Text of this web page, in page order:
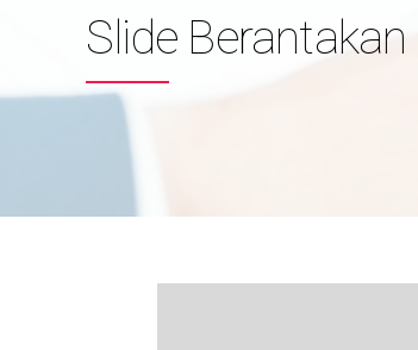
Slide